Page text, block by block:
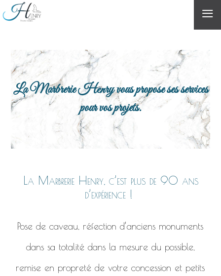
≡
La Marbrerie Henry vous propose ses services
pour vos projets.
La Marbrerie Henry, c’est plus de 90 ans
d’expérience !
Pose de caveau, réfection d’anciens monuments
dans sa totalité dans la mesure du possible,
remise en propreté de votre concession et petits